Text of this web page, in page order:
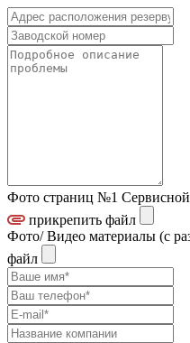
Фото страниц №1
прикрепить файл
Фото/ Видео материалы (с
файл